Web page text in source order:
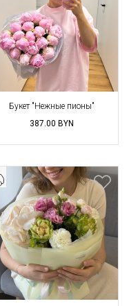
Букет "Нежные пионы"
387.00 BYN